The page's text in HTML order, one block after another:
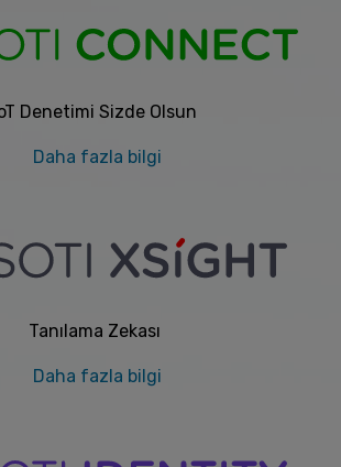
Denetimi Sizde Olsun
Daha fazla bilgi
Tanılama Zekası
Daha fazla bilgi